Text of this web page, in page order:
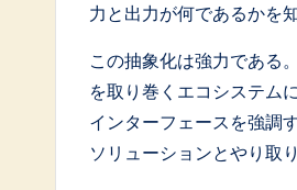
ft
w
力と出力が何であるかを
この抽象化は強力である
を取り巻くエコシステム
インターフェースを強調
ソリューションとやり取り